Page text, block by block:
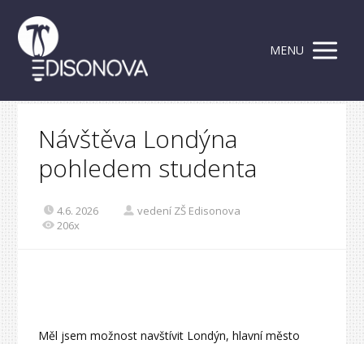
MENU
Návštěva Londýna
pohledem studenta
4.6. 2026
vedení ZŠ Edisonova
206x
Měl jsem možnost navštívit Londýn, hlavní město